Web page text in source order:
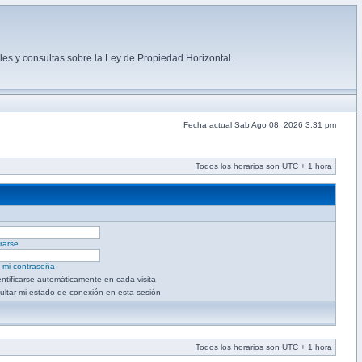
y consultas sobre la Ley de Propiedad Horizontal.
Fecha actual Sab Ago 08, 2026 3:31 pm
Todos los horarios son UTC + 1 hora
mi contraseña
automáticamente en cada visita
mi estado de conexión en esta sesión
Todos los horarios son UTC + 1 hora